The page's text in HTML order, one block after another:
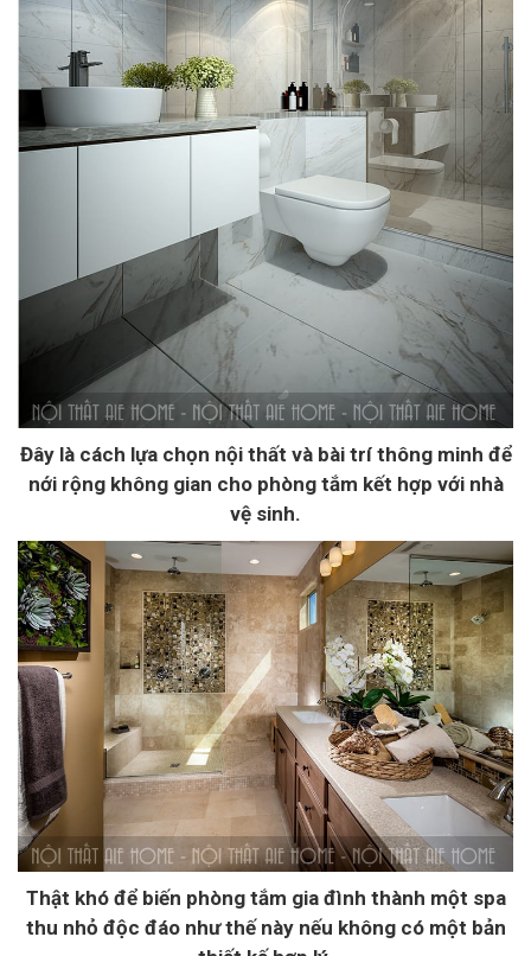
Đây là cách lựa chọn nội thất và bài trí thông minh để
nới rộng không gian cho phòng tắm kết hợp với nhà
vệ sinh.
Thật khó để biến phòng tắm gia đình thành một spa
thu nhỏ độc đáo như thế này nếu không có một bản